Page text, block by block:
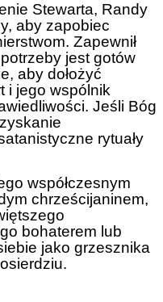
Stewarta, Randy
aby zapobiec
Zapewnił
jest gotów
aby dołożyć
i jego wspólnik
Jeśli Bóg
rytuały
współczesnym
chrześcijaninem,
bohaterem lub
jako grzesznika